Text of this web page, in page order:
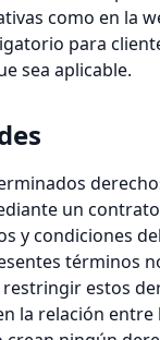
como en la
para
sea aplicable.
un
y condiciones
términos
estos
la relación entre